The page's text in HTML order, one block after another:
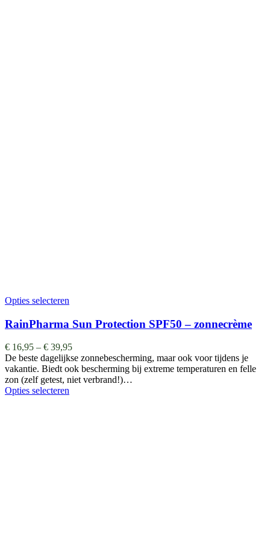
Opties selecteren
RainPharma Sun Protection SPF50 – zonnecrème
€ 16,95 – € 39,95
De beste dagelijkse zonnebescherming, maar ook voor tijdens je
vakantie. Biedt ook bescherming bij extreme temperaturen en felle
zon (zelf getest, niet verbrand!)…
Opties selecteren